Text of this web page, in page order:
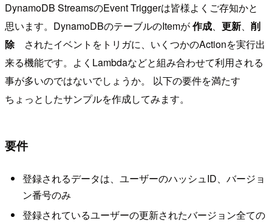
DynamoDB StreamsのEvent Triggerは皆様よくご存知かと
思います。DynamoDBのテーブルのItemが作成、 更新、 削
除されたイベントをトリガに、いくつかのActionを実行出
来る機能です。よくLambdaなどと組み合わせて利用される
事が多いのではないでしょうか。 以下の要件を満たす
ちょっとしたサンプルを作成してみます。
要件
登録されるデータは、ユーザーのハッシュID、バージョ
ン番号のみ
登録されているユーザーの更新されたバージョン全ての